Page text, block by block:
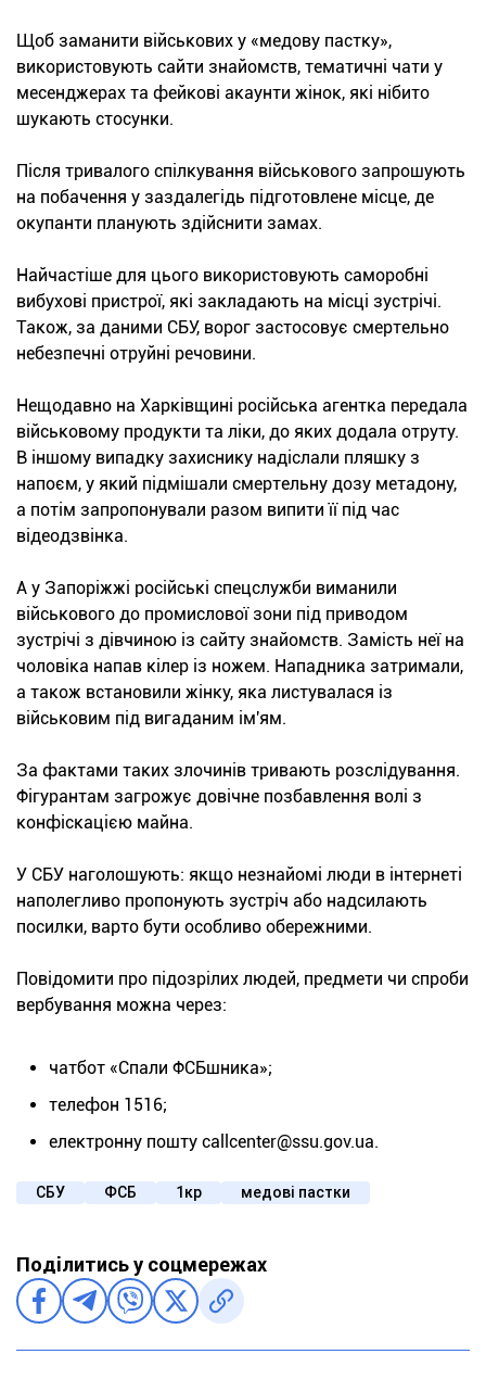
Щоб заманити військових у «медову пастку»,
використовують сайти знайомств, тематичні чати у
месенджерах та фейкові акаунти жінок, які нібито
шукають стосунки.
Після тривалого спілкування військового запрошують
на побачення у заздалегідь підготовлене місце, де
окупанти планують здійснити замах.
Найчастіше для цього використовують саморобні
вибухові пристрої, які закладають на місці зустрічі.
Також, за даними СБУ, ворог застосовує смертельно
небезпечні отруйні речовини.
Нещодавно на Харківщині російська агентка передала
військовому продукти та ліки, до яких додала отруту.
В іншому випадку захиснику надіслали пляшку з
напоєм, у який підмішали смертельну дозу метадону,
а потім запропонували разом випити її під час
відеодзвінка.
А у Запоріжжі російські спецслужби виманили
військового до промислової зони під приводом
зустрічі з дівчиною із сайту знайомств. Замість неї на
чоловіка напав кілер із ножем. Нападника затримали,
а також встановили жінку, яка листувалася із
військовим під вигаданим ім'ям.
За фактами таких злочинів тривають розслідування.
Фігурантам загрожує довічне позбавлення волі з
конфіскацією майна.
У СБУ наголошують: якщо незнайомі люди в інтернеті
наполегливо пропонують зустріч або надсилають
посилки, варто бути особливо обережними.
Повідомити про підозрілих людей, предмети чи спроби
вербування можна через:
чатбот «Спали ФСБшника»;
телефон 1516;
електронну пошту callcenter@ssu.gov.ua.
СБУ ФСБ 1кр медові пастки
Поділитись у соцмережах